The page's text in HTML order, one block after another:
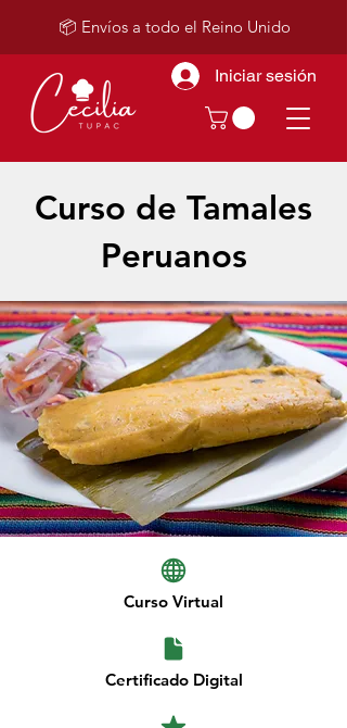
Iniciar sesión
📦 Envíos a todo el Reino Unido
Curso de Tamales
Peruanos
Curso Virtual
Certificado Digital